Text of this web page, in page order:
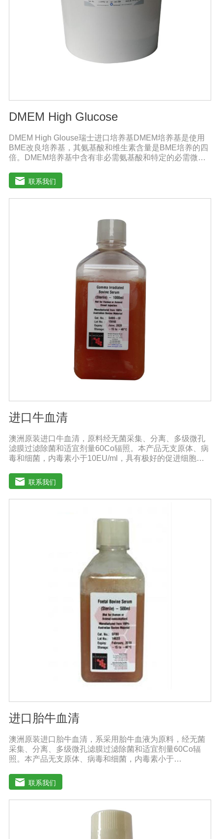
DMEM High Glucose
DMEM High Glouse瑞士进口培养基DMEM培养基是使用
BME改良培养基，其氨基酸和维生素含量是BME培养的四
倍。DMEM培养基中含有非必需氨基酸和特定的必需微量
基葡萄糖的含量为1000 mg/L，高糖DMEM培养基葡萄糖的
含量为4500 mg/L。DMEM早期用来培养鼠胚胎细胞。如今
DMEM培养基广泛应用于普通和转化的鼠细胞和鸡细胞的
联系我们
进口牛血清
澳洲原装进口牛血清，原料经无菌采集、分离、多级微孔
滤膜过滤除菌和适宜剂量60Co辐照。本产品无支原体、病
毒和细菌，内毒素小于10EU/ml，具有极好的促进细胞增
官的分离、培养及单克隆抗体的制备和疫苗的研制及生
产。质量标准：符合《中华人民共和国兽药典》2020版、
欧洲药典、美国药典质量标准。规格：500ml/瓶保
步解冻法（ -20℃→2-8℃→ 室温），可减少沉淀的产生使
联系我们
进口胎牛血清
澳洲原装进口胎牛血清，系采用胎牛血液为原料，经无菌
采集、分离、多级微孔滤膜过滤除菌和适宜剂量60Co辐
照。本产品无支原体、病毒和细菌，内毒素小于
细胞及多种细胞株的培养、扩增和保藏、组织器官的分
离、培养及单克隆抗体的制备和疫苗的研制及生产。质量
标准：符合《中华人民共和国药典》2020版、符合《中华
人民共和国兽药典》2020版、欧洲药典、美国药典质量标
准。规格：500ml/瓶保存：-15℃―-20℃有效期：5年注
意事项：解冻：采用逐步解冻法（ -20℃→2-8℃→ 室
联系我们